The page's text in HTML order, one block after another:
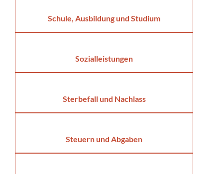
Schule, Ausbildung und Studium
Sozialleistungen
Sterbefall und Nachlass
Steuern und Abgaben